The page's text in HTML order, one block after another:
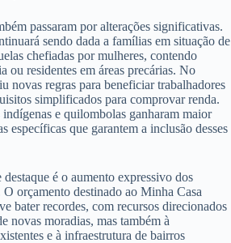
passaram por alterações significativas.
sendo dada a famílias em situação de
chefiadas por mulheres, contendo
ou residentes em áreas precárias. No
novas regras para beneficiar trabalhadores
simplificados para comprovar renda.
e quilombolas ganharam maior
específicas que garantem a inclusão desses
é o aumento expressivo dos
orçamento destinado ao Minha Casa
bater recordes, com recursos direcionados
novas moradias, mas também à
e à infraestrutura de bairros